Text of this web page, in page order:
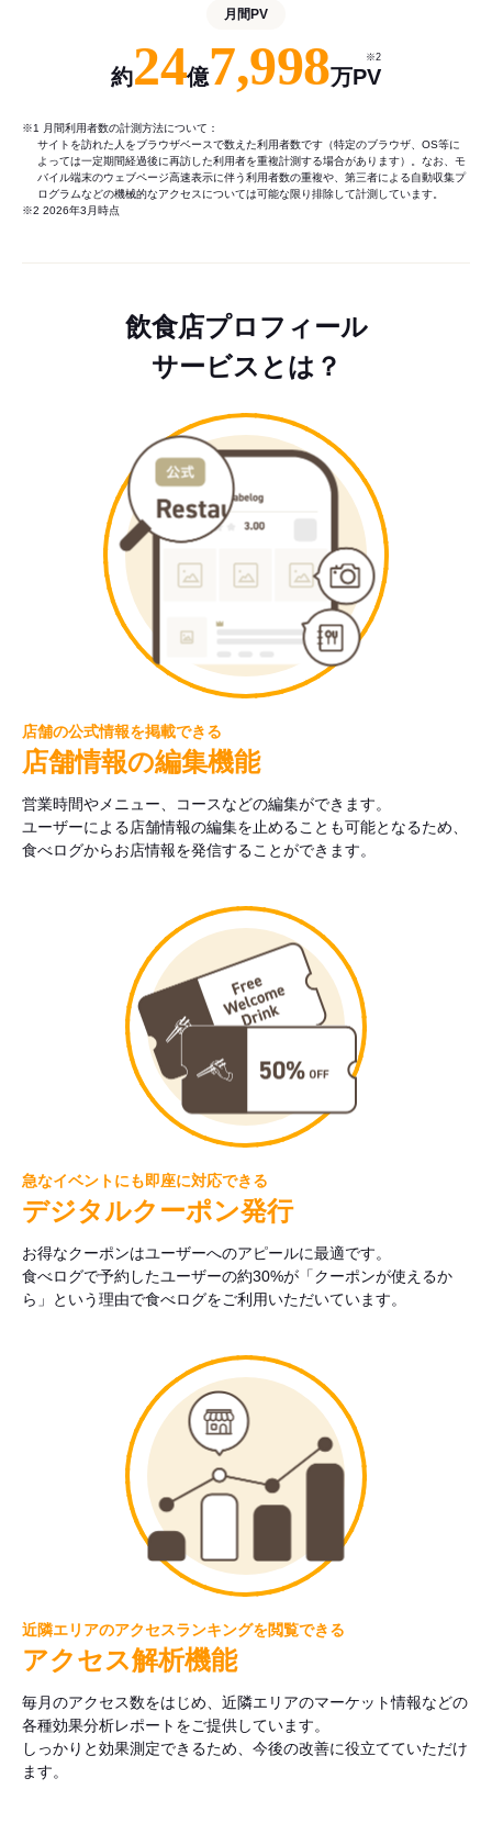
月間PV
約24億7,998万PV
※2
※1 月間利用者数の計測方法について：
サイトを訪れた人をブラウザベースで数えた利用者数です（特定のブラウザ、OS等に
よっては一定期間経過後に再訪した利用者を重複計測する場合があります）。なお、モ
バイル端末のウェブページ高速表示に伴う利用者数の重複や、第三者による自動収集プ
ログラムなどの機械的なアクセスについては可能な限り排除して計測しています。
※2 2026年3月時点
飲食店プロフィール
サービスとは？
店舗の公式情報を掲載できる
店舗情報の編集機能
営業時間やメニュー、コースなどの編集ができます。
ユーザーによる店舗情報の編集を止めることも可能となるため、
食べログからお店情報を発信することができます。
急なイベントにも即座に対応できる
デジタルクーポン発行
お得なクーポンはユーザーへのアピールに最適です。
食べログで予約したユーザーの約30%が「クーポンが使えるか
ら」という理由で食べログをご利用いただいています。
近隣エリアのアクセスランキングを閲覧できる
アクセス解析機能
毎月のアクセス数をはじめ、近隣エリアのマーケット情報などの
各種効果分析レポートをご提供しています。
しっかりと効果測定できるため、今後の改善に役立てていただけ
ます。